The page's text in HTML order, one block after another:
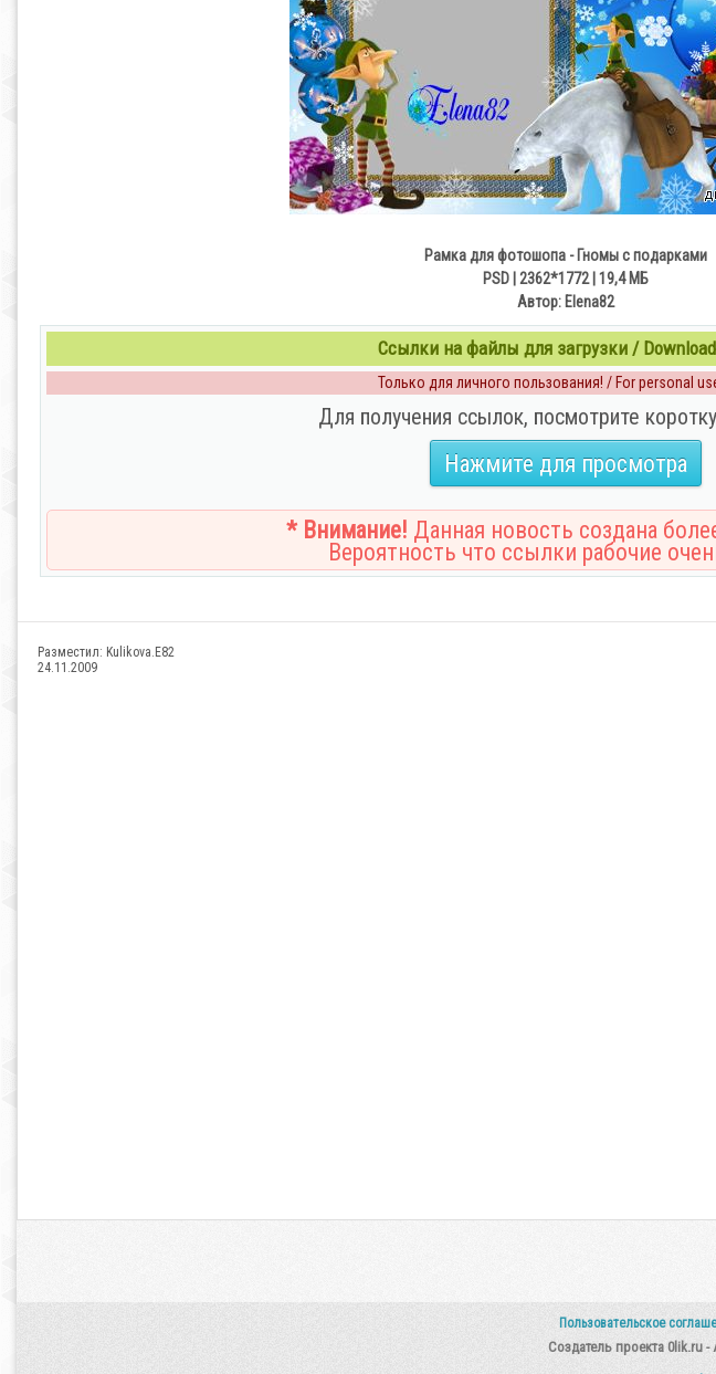
Рамка для фотошопа - Гномы с подарками
PSD | 2362*1772 | 19,4 МБ
Автор: Elena82
Ссылки на файлы для загрузки /
Только для личного пользования! / For personal
Для получения ссылок, посмотрите
Нажмите для просмотра
* Внимание! Данная новость создана
Вероятность что ссылки рабочие
Разместил: Kulikova.E82
24.11.2009
Пользовательское
Создатель проекта 0lik.ru